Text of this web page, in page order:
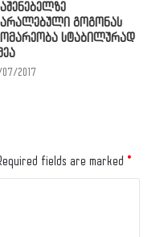
გოგონას
სტაბილურად
07/2017
fields are marked *